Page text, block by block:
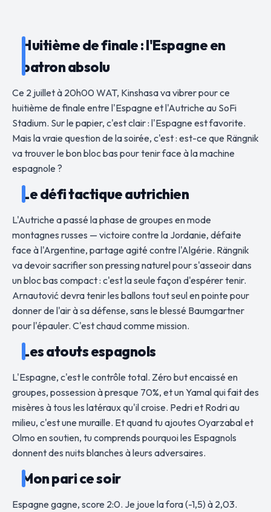
Huitième de finale : l'Espagne en
patron absolu
Ce 2 juillet à 20h00 WAT, Kinshasa va vibrer pour ce
huitième de finale entre l'Espagne et l'Autriche au SoFi
Stadium. Sur le papier, c'est clair : l'Espagne est favorite.
Mais la vraie question de la soirée, c'est : est-ce que Rängnik
va trouver le bon bloc bas pour tenir face à la machine
espagnole ?
Le défi tactique autrichien
L'Autriche a passé la phase de groupes en mode
montagnes russes — victoire contre la Jordanie, défaite
face à l'Argentine, partage agité contre l'Algérie. Rängnik
va devoir sacrifier son pressing naturel pour s'asseoir dans
un bloc bas compact : c'est la seule façon d'espérer tenir.
Arnautović devra tenir les ballons tout seul en pointe pour
donner de l'air à sa défense, sans le blessé Baumgartner
pour l'épauler. C'est chaud comme mission.
Les atouts espagnols
L'Espagne, c'est le contrôle total. Zéro but encaissé en
groupes, possession à presque 70%, et un Yamal qui fait des
misères à tous les latéraux qu'il croise. Pedri et Rodri au
milieu, c'est une muraille. Et quand tu ajoutes Oyarzabal et
Olmo en soutien, tu comprends pourquoi les Espagnols
donnent des nuits blanches à leurs adversaires.
Mon pari ce soir
Espagne gagne, score 2:0. Je joue la fora (-1,5) à 2,03.